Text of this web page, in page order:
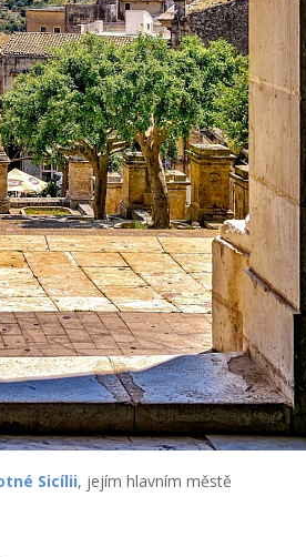
Sicílii, jejím hlavním městě